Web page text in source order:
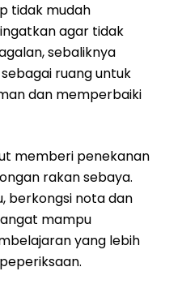
tidak mudah
agar tidak
sebaliknya
ruang untuk
dan memperbaiki
memberi penekanan
rakan sebaya.
berkongsi nota dan
mampu
yang lebih